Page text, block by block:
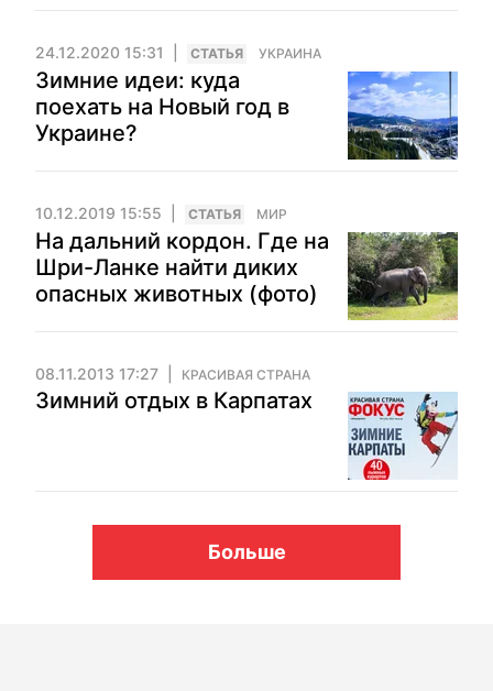
24.12.2020 15:31 CТАТЬЯ УКРАИНА
Зимние идеи: куда
поехать на Новый год в
Украине?
10.12.2019 15:55 CТАТЬЯ МИР
На дальний кордон. Где на
Шри-Ланке найти диких
опасных животных (фото)
08.11.2013 17:27 КРАСИВАЯ СТРАНА
Зимний отдых в Карпатах
Больше